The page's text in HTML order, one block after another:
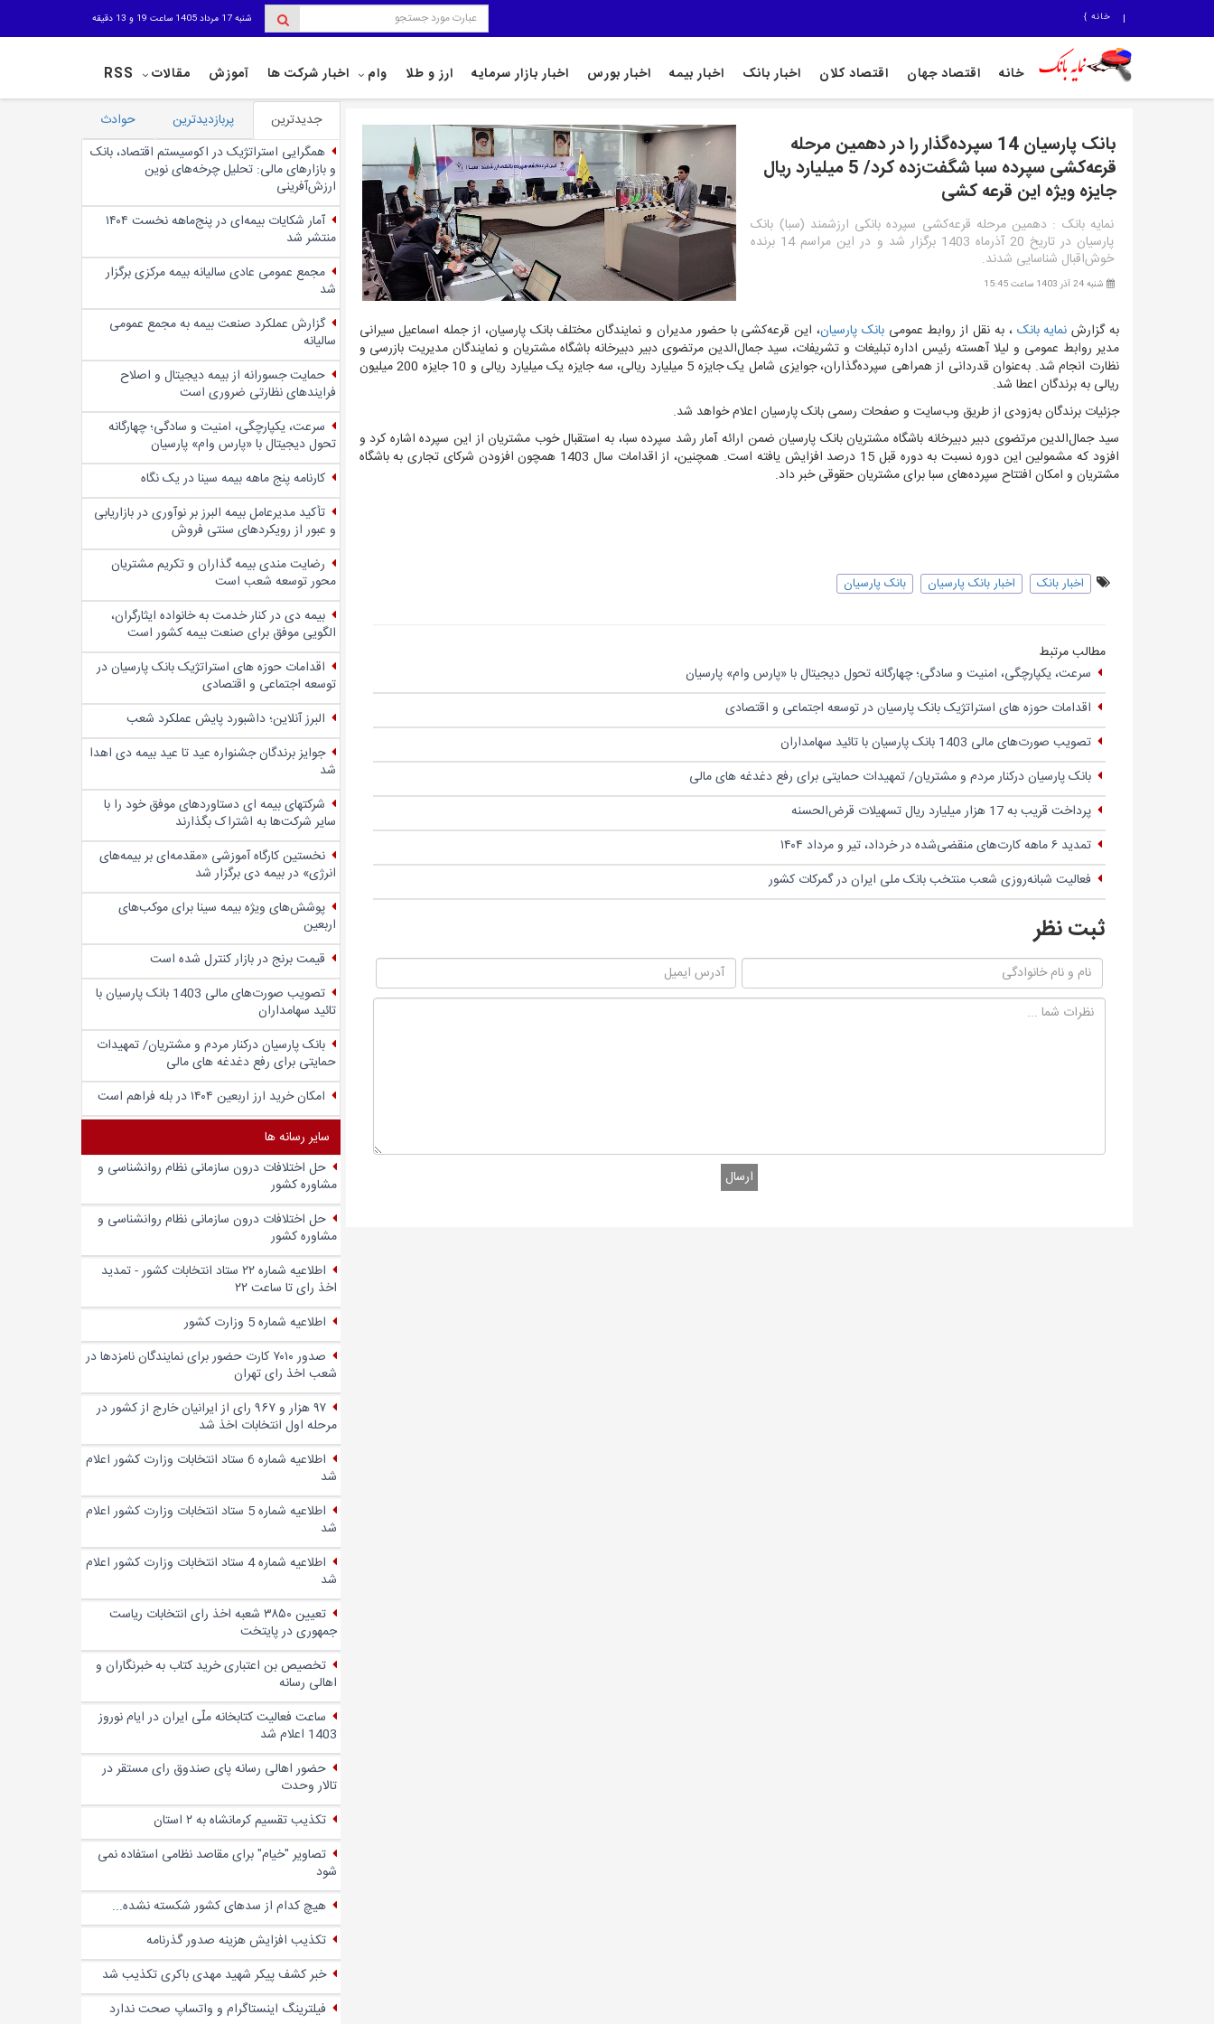
خانه } شنبه 17 مرداد 1405 ساعت 19 و 13 دقیقه
خانه اقتصاد جهان اقتصاد کلان اخبار بانک اخبار بیمه اخبار بورس اخبار بازار سرمایه ارز و طلا وام اخبار شرکت ها آموزش مقالات RSS
بانک پارسیان 14 سپرده‌گذار را در دهمین مرحله
قرعه‌کشی سپرده سبا شگفت‌زده کرد/ 5 میلیارد ریال
جایزه ویژه این قرعه کشی
نمایه بانک : دهمین مرحله قرعه‌کشی سپرده بانکی ارزشمند (سبا) بانک
پارسیان در تاریخ 20 آذرماه 1403 برگزار شد و در این مراسم 14 برنده
خوش‌اقبال شناسایی شدند.
شنبه 24 آذر 1403 ساعت 15:45
به گزارشنمایه بانک ، به نقل از روابط عمومیبانک پارسیان، این قرعه‌کشی با حضور مدیران و نمایندگان مختلف بانک پارسیان، از جمله اسماعیل سیرانی
مدیر روابط عمومی و لیلا آهسته رئیس اداره تبلیغات و تشریفات، سید جمال‌الدین مرتضوی دبیر دبیرخانه باشگاه مشتریان و نمایندگان مدیریت بازرسی و
نظارت انجام شد. به‌عنوان قدردانی از همراهی سپرده‌گذاران، جوایزی شامل یک جایزه 5 میلیارد ریالی، سه جایزه یک میلیارد ریالی و 10 جایزه 200 میلیون
ریالی به برندگان اعطا شد.
جزئیات برندگان به‌زودی از طریق وب‌سایت و صفحات رسمی بانک پارسیان اعلام خواهد شد.
سید جمال‌الدین مرتضوی دبیر دبیرخانه باشگاه مشتریان بانک پارسیان ضمن ارائه آمار رشد سپرده سبا، به استقبال خوب مشتریان از این سپرده اشاره کرد و
افزود که مشمولین این دوره نسبت به دوره قبل 15 درصد افزایش یافته است. همچنین، از اقدامات سال 1403 همچون افزودن شرکای تجاری به باشگاه
مشتریان و امکان افتتاح سپرده‌های سبا برای مشتریان حقوقی خبر داد.
اخبار بانک اخبار بانک پارسیان بانک پارسیان
مطالب مرتبط
سرعت، یکپارچگی، امنیت و سادگی؛ چهار‌گانه تحول دیجیتال با «پارس وام» پارسیان
اقدامات حوزه های استراتژیک بانک پارسیان در توسعه اجتماعی و اقتصادی
تصویب صورت‌های مالی 1403 بانک پارسیان با تائید سهامداران
بانک پارسیان درکنار مردم و مشتریان/ تمهیدات حمایتی برای رفع دغدغه های مالی
پرداخت قریب به 17 هزار میلیارد ریال تسهیلات قرض‌الحسنه
تمدید ۶ ماهه کارت‌های منقضی‌شده در خرداد، تیر و مرداد ۱۴۰۴
فعالیت شبانه‌روزی شعب منتخب بانک ملی ایران در گمرکات کشور
ثبت نظر
ارسال
جدیدترین پربازدیدترین
حوادث
همگرایی استراتژیک در اکوسیستم اقتصاد، بانک
و بازارهای مالی: تحلیل چرخه‌های نوین
ارزش‌آفرینی
آمار شکایات بیمه‌ای در پنج‌‌ماهه نخست ۱۴۰۴
منتشر شد
مجمع عمومی عادی سالیانه بیمه مرکزی برگزار
شد
گزارش عملکرد صنعت بیمه به مجمع عمومی
سالیانه
حمایت جسورانه از بیمه دیجیتال و اصلاح
فرایندهای نظارتی ضروری است
سرعت، یکپارچگی، امنیت و سادگی؛ چهار‌گانه
تحول دیجیتال با «پارس وام» پارسیان
کارنامه پنج ماهه بیمه سینا در یک نگاه
تأکید مدیرعامل بیمه البرز بر نوآوری در بازاریابی
و عبور از رویکردهای سنتی فروش
رضایت مندی بیمه گذاران و تکریم مشتریان
محور توسعه شعب است
بیمه دی در کنار خدمت به خانواده ایثارگران،
الگویی موفق برای صنعت بیمه کشور است
اقدامات حوزه های استراتژیک بانک پارسیان در
توسعه اجتماعی و اقتصادی
البرز آنلاین؛ داشبورد پایش عملکرد شعب
جوایز برندگان جشنواره عید تا عید بیمه دی اهدا
شد
شرکتهای بیمه ای دستاوردهای موفق خود را با
سایر شرکت‌ها به اشتراک بگذارند
نخستین کارگاه آموزشی «مقدمه‌ای بر بیمه‌های
انرژی» در بیمه دی برگزار شد
پوشش‌های ویژه بیمه سینا برای موکب‌های
اربعین
قیمت برنج در بازار کنترل شده است
تصویب صورت‌های مالی 1403 بانک پارسیان با
تائید سهامداران
بانک پارسیان درکنار مردم و مشتریان/ تمهیدات
حمایتی برای رفع دغدغه های مالی
امکان خرید ارز اربعین ۱۴۰۴ در بله فراهم است
سایر رسانه ها
حل اختلافات درون سازمانی نظام روانشناسی و
مشاوره کشور
حل اختلافات درون سازمانی نظام روانشناسی و
مشاوره کشور
اطلاعیه شماره ۲۲ ستاد انتخابات کشور - تمدید
اخذ رای تا ساعت ۲۲
اطلاعیه شماره 5 وزارت کشور
صدور ۷۰۱۰ کارت حضور برای نمایندگان نامزدها در
شعب اخذ رای تهران
۹۷ هزار و ۹۶۷ رای از ایرانیان خارج از کشور در
مرحله اول انتخابات اخذ شد
اطلاعیه شماره 6 ستاد انتخابات وزارت کشور اعلام
شد
اطلاعیه شماره 5 ستاد انتخابات وزارت کشور اعلام
شد
اطلاعیه شماره 4 ستاد انتخابات وزارت کشور اعلام
شد
تعیین ۳۸۵۰ شعبه اخذ رای انتخابات ریاست
جمهوری در پایتخت
تخصیص بن اعتباری خرید کتاب به خبرنگاران و
اهالی رسانه
ساعت فعالیت کتابخانه ملّی ایران در ایام نوروز
1403 اعلام شد
حضور اهالی رسانه پای صندوق‌ رای مستقر در
تالار وحدت
تکذیب تقسیم کرمانشاه به ۲ استان
تصاویر "خیام" برای مقاصد نظامی استفاده نمی
شود
هیچ کدام از سدهای کشور شکسته نشده...
تکذیب افزایش هزینه صدور گذرنامه
خبر کشف پیکر شهید مهدی باکری تکذیب شد
فیلترینگ اینستاگرام و واتساپ صحت ندارد